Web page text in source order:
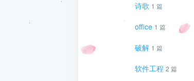
诗歌 1 篇
office 1 篇
破解 1 篇
软件工程 2 篇